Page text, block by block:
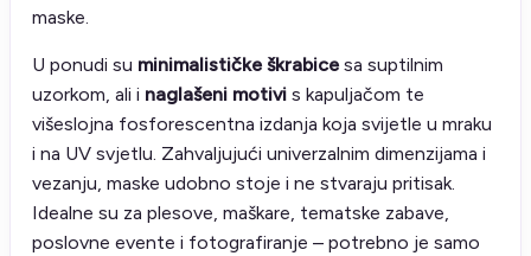
maske.
U ponudi su minimalističke škrabice sa suptilnim
uzorkom, ali i naglašeni motivi s kapuljačom te
višeslojna fosforescentna izdanja koja svijetle u mraku
i na UV svjetlu. Zahvaljujući univerzalnim dimenzijama i
vezanju, maske udobno stoje i ne stvaraju pritisak.
Idealne su za plesove, maškare, tematske zabave,
poslovne evente i fotografiranje – potrebno je samo